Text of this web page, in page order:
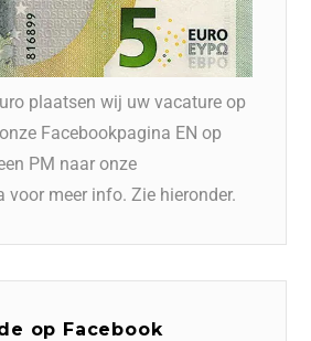
plaatsen wij uw vacature op
Facebookpagina EN op
PM naar onze
voor meer info. Zie hieronder.
op Facebook